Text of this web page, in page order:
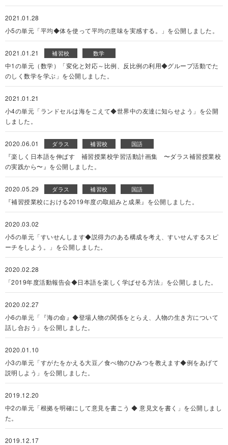
2021.01.28
小5の単元「平均◆体を使って平均の意味を実感する。」を公開しました。
2021.01.21 補習校 数学
中1の単元（数学）「変化と対応～比例、反比例の利用◆グループ活動でた
のしく数学を学ぶ」を公開しました。
2021.01.21
小4の単元「ランドセルは海をこえて◆世界中の友達に知らせよう」を公開
しました。
2020.06.01 ダラス 補習校 国語
『楽しく日本語を伸ばす 補習授業校学習活動計画集 〜ダラス補習授業校
の実践から〜』を公開しました。
2020.05.29 ダラス 補習校 国語
『補習授業校における2019年度の取組みと成果』を公開しました。
2020.03.02
小5の単元「すいせんします◆説得力のある構成を考え、すいせんするスピ
ーチをしよう。」を公開しました。
2020.02.28
「2019年度活動報告会◆日本語を楽しく学ばせる方法」を公開しました。
2020.02.27
小6の単元「『海の命』◆登場人物の関係をとらえ、人物の生き方について
話し合おう」を公開しました。
2020.01.10
小3の単元「すがたをかえる大豆／食べ物のひみつを教えます◆例をあげて
説明しよう」を公開しました。
2019.12.20
中2の単元「根拠を明確にして意見を書こう ◆ 意見文を書く」を公開しまし
た。
2019.12.17